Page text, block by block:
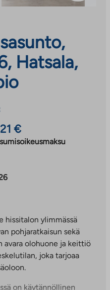
Hatsala,
€
hissitalon ylimmässä
pohjaratkaisun sekä
avara olohuone ja keittiö
joka tarjoaa
on käytännöllinen